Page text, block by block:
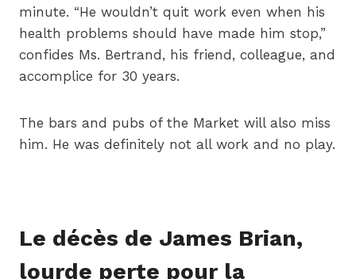
minute. “He wouldn’t quit work even when his
health problems should have made him stop,”
confides Ms. Bertrand, his friend, colleague, and
accomplice for 30 years.
The bars and pubs of the Market will also miss
him. He was definitely not all work and no play.
Le décès de James Brian,
lourde perte pour la